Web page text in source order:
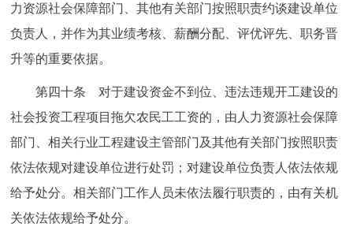
力资源社会保障部门、其他有关部门按照职责约谈建设单位
负责人，并作为其业绩考核、薪酬分配、评优评先、职务晋
升等的重要依据。
第四十条 对于建设资金不到位、违法违规开工建设的
社会投资工程项目拖欠农民工工资的，由人力资源社会保障
部门、相关行业工程建设主管部门及其他有关部门按照职责
依法依规对建设单位进行处罚；对建设单位负责人依法依规
给予处分。相关部门工作人员未依法履行职责的，由有关机
关依法依规给予处分。